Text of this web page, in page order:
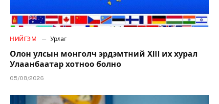
НИЙГЭМ Урлаг
Олон улсын монголч эрдэмтний XIII их хурал
Улаанбаатар хотноо болно
05/08/2026